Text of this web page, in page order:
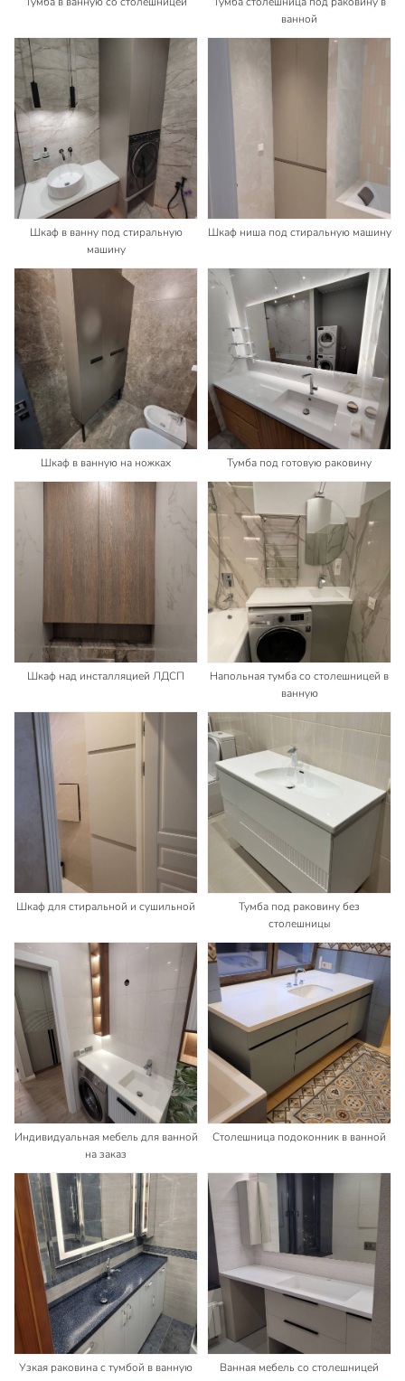
ванной
Шкаф в ванну под стиральную
машину
Шкаф ниша под стиральную машину
Шкаф в ванную на ножках Тумба под готовую раковину
Шкаф над инсталляцией ЛДСП
Напольная тумба со столешницей в
ванную
Шкаф для стиральной и сушильной
Тумба под раковину без
столешницы
Индивидуальная мебель для ванной
на заказ
Столешница подоконник в ванной
Узкая раковина с тумбой в ванную Ванная мебель со столешницей